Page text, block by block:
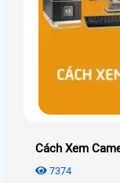
Cách Xem
7374